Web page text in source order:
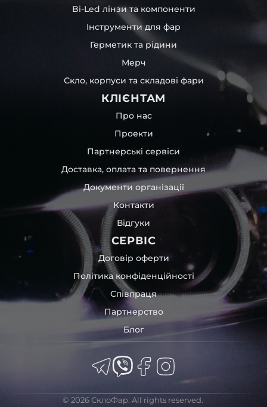
Bi-Led лінзи та компоненти
Інструменти для фар
Герметик та рідини
Мерч
Скло, корпуси та складові фари
КЛІЄНТАМ
Про нас
Проекти
Партнерські сервіси
Доставка, оплата та повернення
Документи організації
Контакти
Відгуки
СЕРВІС
Договір оферти
Політика конфіденційності
Співпраця
Партнерство
Блог
© 2026 СклоФар. All rights reserved.